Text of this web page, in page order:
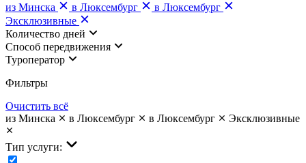
из Минска
в Люксембург
в Люксембург
Эксклюзивные
Количество дней
Cпособ передвижения
Туроператор
Фильтры
Очистить всё
из Минска
в Люксембург в Люксембург Эксклюзивные
Тип услуги: